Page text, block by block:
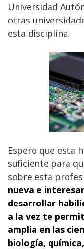
Universidad
otras
esta disciplina.
Espero que esta
suficiente para
sobre esta
nueva e
desarrollar
a la vez te
amplia en las
biología,